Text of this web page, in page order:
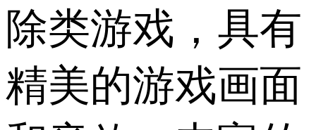
除类游戏，具有
精美的游戏画面